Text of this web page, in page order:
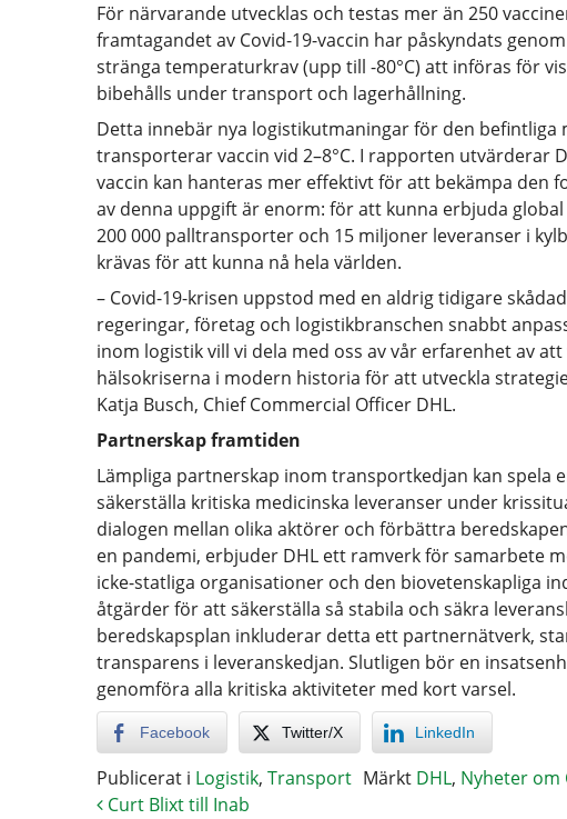
För närvarande utvecklas och testas mer än 250
framtagandet av Covid-19-vaccin har påskyndats
stränga temperaturkrav (upp till -80°C) att införas för
bibehålls under transport och lagerhållning.
Detta innebär nya logistikutmaningar för den
transporterar vaccin vid 2–8°C. I rapporten utvärderar
vaccin kan hanteras mer effektivt för att bekämpa den
av denna uppgift är enorm: för att kunna erbjuda
200 000 palltransporter och 15 miljoner leveranser i
krävas för att kunna nå hela världen.
– Covid-19-krisen uppstod med en aldrig tidigare
regeringar, företag och logistikbranschen snabbt
inom logistik vill vi dela med oss av vår erfarenhet av
hälsokriserna i modern historia för att utveckla
Katja Busch, Chief Commercial Officer DHL.
Partnerskap framtiden
Lämpliga partnerskap inom transportkedjan kan spela
säkerställa kritiska medicinska leveranser under
dialogen mellan olika aktörer och förbättra
en pandemi, erbjuder DHL ett ramverk för samarbete
icke-statliga organisationer och den biovetenskapliga
åtgärder för att säkerställa så stabila och säkra
beredskapsplan inkluderar detta ett partnernätverk,
transparens i leveranskedjan. Slutligen bör en
genomföra alla kritiska aktiviteter med kort varsel.
Facebook Twitter/X LinkedIn
Publicerat i Logistik, Transport Märkt DHL, Nyheter om
Curt Blixt till Inab